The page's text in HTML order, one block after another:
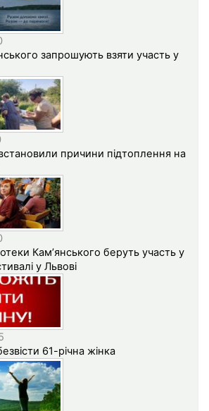
запрошують взяти участь у
причини підтоплення на
Кам’янського беруть участь у
у Львові
61-річна жінка